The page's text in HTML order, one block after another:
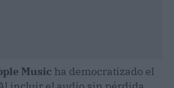
Music ha democratizado el